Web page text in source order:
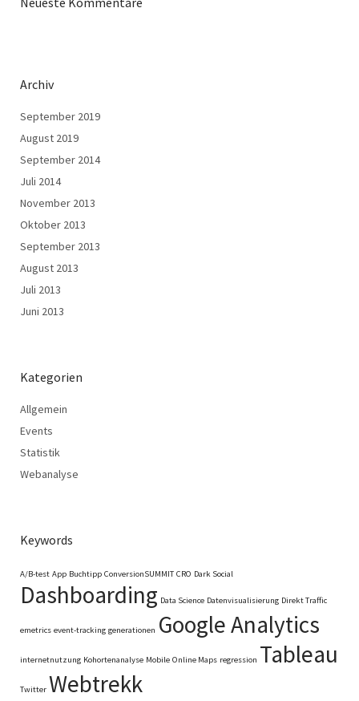
Archiv
September 2019
August 2019
September 2014
Juli 2014
November 2013
Oktober 2013
September 2013
August 2013
Juli 2013
Juni 2013
Kategorien
Allgemein
Events
Statistik
Webanalyse
Keywords
A/B-test App Buchtipp ConversionSUMMIT CRO Dark Social
Dashboarding Data Science Datenvisualisierung Direkt Traffic
emetrics event-tracking generationen Google Analytics
internetnutzung Kohortenanalyse Mobile Online Maps regression Tableau
Twitter Webtrekk